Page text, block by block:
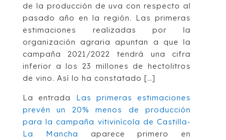
de la producción de uva con respecto al
pasado año en la región. Las primeras
estimaciones realizadas por la
organización agraria apuntan a que la
campaña 2021/2022 tendrá una cifra
inferior a los 23 millones de hectolitros
de vino. Así lo ha constatado […]
La entrada Las primeras estimaciones
prevén un 20% menos de producción
para la campaña vitivinícola de Castilla-
La Mancha aparece primero en